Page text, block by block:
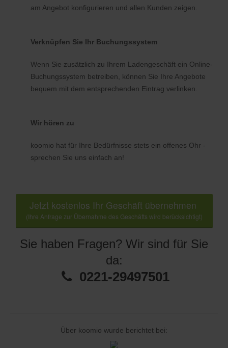
am Angebot konfigurieren und allen Kunden zeigen.
Verknüpfen Sie Ihr Buchungssystem
Wenn Sie zusätzlich zu Ihrem Ladengeschäft ein Online-
Buchungssystem betreiben, können Sie Ihre Angebote
bequem mit dem entsprechenden Eintrag verlinken.
Wir hören zu
koomio hat für Ihre Bedürfnisse stets ein offenes Ohr -
sprechen Sie uns einfach an!
Jetzt kostenlos Ihr Geschäft übernehmen
(Ihre Anfrage zur Übernahme des Geschäfts wird berücksichtigt)
Sie haben Fragen? Wir sind für Sie
da:
0221-29497501
Über koomio wurde berichtet bei: